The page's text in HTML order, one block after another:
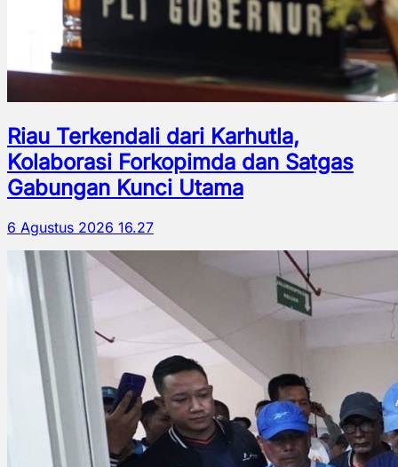
Riau Terkendali dari Karhutla,
Kolaborasi Forkopimda dan Satgas
Gabungan Kunci Utama
6 Agustus 2026 16.27